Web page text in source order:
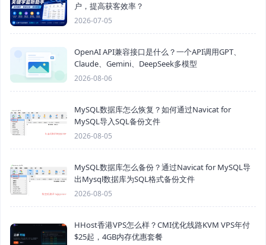
户，提高获客效率？
2026-07-05
OpenAI API兼容接口是什么？一个API调用GPT、
Claude、Gemini、DeepSeek多模型
2026-08-06
MySQL数据库怎么恢复？如何通过Navicat for
MySQL导入SQL备份文件
2026-08-05
MySQL数据库怎么备份？通过Navicat for MySQL导
出Mysql数据库为SQL格式备份文件
2026-08-05
HHost香港VPS怎么样？CMI优化线路KVM VPS年付
$25起，4GB内存优惠套餐